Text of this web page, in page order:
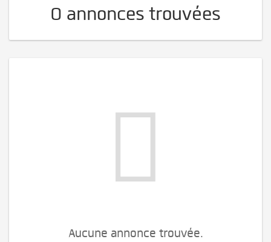
0 annonces trouvées
Aucune annonce trouvée.